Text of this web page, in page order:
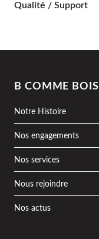
Qualité / Support
B COMME BOIS
Notre Histoire
Nos engagements
Nos services
Nous rejoindre
Nos actus